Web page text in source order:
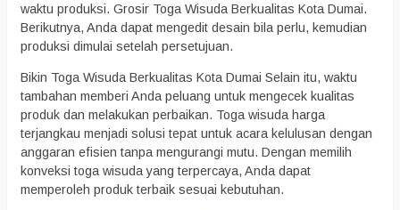
waktu produksi. Grosir Toga Wisuda Berkualitas Kota Dumai.
Berikutnya, Anda dapat mengedit desain bila perlu, kemudian
produksi dimulai setelah persetujuan.
Bikin Toga Wisuda Berkualitas Kota Dumai Selain itu, waktu
tambahan memberi Anda peluang untuk mengecek kualitas
produk dan melakukan perbaikan. Toga wisuda harga
terjangkau menjadi solusi tepat untuk acara kelulusan dengan
anggaran efisien tanpa mengurangi mutu. Dengan memilih
konveksi toga wisuda yang terpercaya, Anda dapat
memperoleh produk terbaik sesuai kebutuhan.